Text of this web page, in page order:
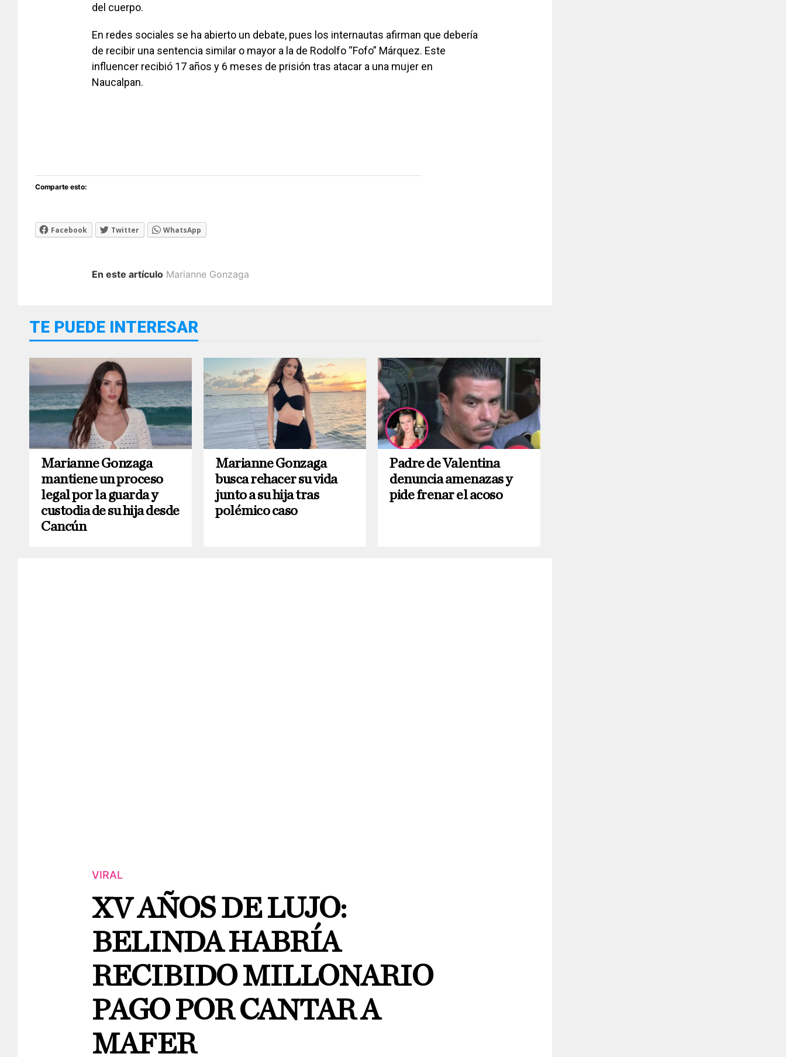
del cuerpo.
En redes sociales se ha abierto un debate, pues los internautas afirman que debería
de recibir una sentencia similar o mayor a la de Rodolfo “Fofo” Márquez. Este
influencer recibió 17 años y 6 meses de prisión tras atacar a una mujer en
Naucalpan.
Comparte esto:
Facebook Twitter WhatsApp
En este artículo Marianne Gonzaga
TE PUEDE INTERESAR
Marianne Gonzaga
mantiene un proceso
legal por la guarda y
custodia de su hija desde
Cancún
Marianne Gonzaga
busca rehacer su vida
junto a su hija tras
polémico caso
Padre de Valentina
denuncia amenazas y
pide frenar el acoso
VIRAL
XV AÑOS DE LUJO:
BELINDA HABRÍA
RECIBIDO MILLONARIO
PAGO POR CANTAR A
MAFER